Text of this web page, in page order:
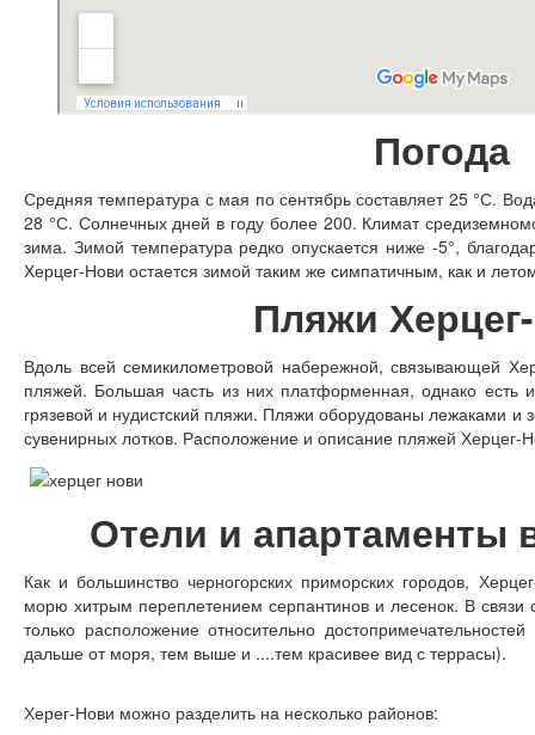
Погода
Средняя температура с мая по сентябрь составляет 25 °С.
28 °С. Солнечных дней в году более 200. Климат
зима. Зимой температура редко опускается ниже -5°,
Херцег-Нови остается зимой таким же симпатичным, как и
Пляжи
Вдоль всей семикилометровой набережной, связывающей
пляжей. Большая часть из них платформенная, однако есть
грязевой и нудистский пляжи. Пляжи оборудованы лежаками
сувенирных лотков. Расположение и описание пляжей Херцег-
Отели и апартаменты
Как и большинство черногорских приморских городов,
морю хитрым переплетением серпантинов и лесенок. В
только расположение относительно
дальше от моря, тем выше и ....тем красивее вид с террасы).
Херег-Нови можно разделить на несколько районов: